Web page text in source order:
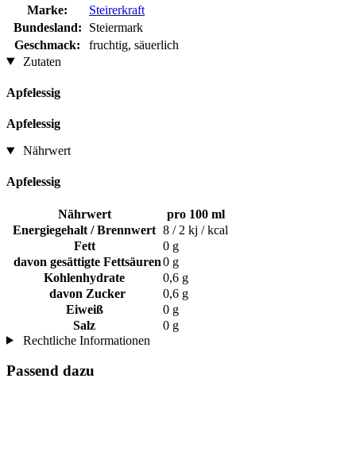
Marke:
Steirerkraft
Bundesland:
Steiermark
Geschmack:
fruchtig, säuerlich
Zutaten
Apfelessig
Apfelessig
Nährwert
Apfelessig
Nährwert
pro 100 ml
Energiegehalt / Brennwert 8 / 2 kj / kcal
Fett
0 g
davon gesättigte Fettsäuren0 g
Kohlenhydrate
0,6 g
davon Zucker
0,6 g
Eiweiß
0 g
Salz
0 g
Rechtliche Informationen
Passend dazu